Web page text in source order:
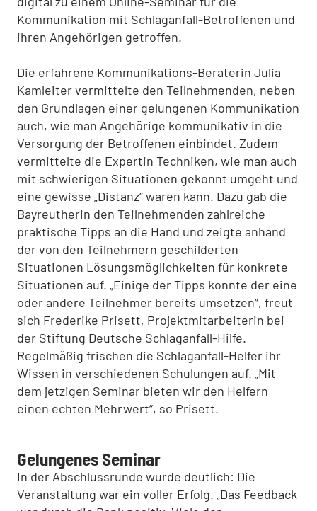
Kommunikation mit Schlaganfall-Betroffenen und
ihren Angehörigen getroffen.
Die erfahrene Kommunikations-Beraterin Julia
Kamleiter vermittelte den Teilnehmenden, neben
den Grundlagen einer gelungenen Kommunikation
auch, wie man Angehörige kommunikativ in die
Versorgung der Betroffenen einbindet. Zudem
vermittelte die Expertin Techniken, wie man auch
mit schwierigen Situationen gekonnt umgeht und
eine gewisse „Distanz“ waren kann. Dazu gab die
Bayreutherin den Teilnehmenden zahlreiche
praktische Tipps an die Hand und zeigte anhand
der von den Teilnehmern geschilderten
Situationen Lösungsmöglichkeiten für konkrete
Situationen auf. „Einige der Tipps konnte der eine
oder andere Teilnehmer bereits umsetzen“, freut
sich Frederike Prisett, Projektmitarbeiterin bei
der Stiftung Deutsche Schlaganfall-Hilfe.
Regelmäßig frischen die Schlaganfall-Helfer ihr
Wissen in verschiedenen Schulungen auf. „Mit
dem jetzigen Seminar bieten wir den Helfern
einen echten Mehrwert“, so Prisett.
Gelungenes Seminar
In der Abschlussrunde wurde deutlich: Die
Veranstaltung war ein voller Erfolg. „Das Feedback